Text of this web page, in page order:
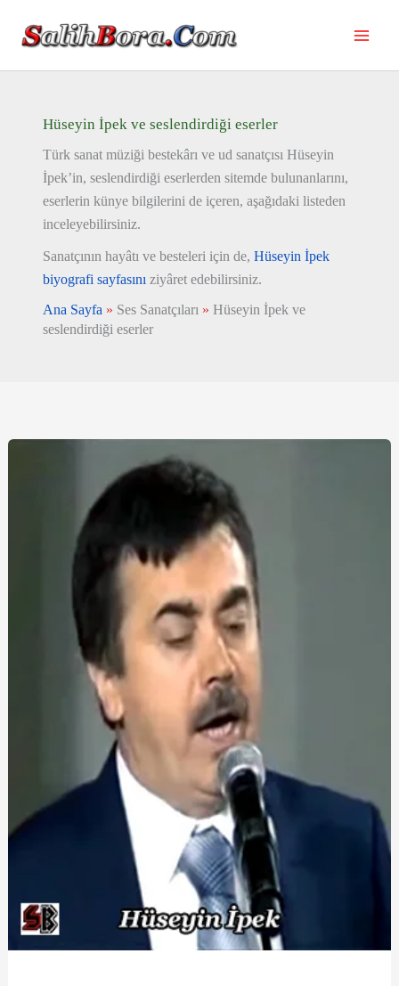
Hüseyin İpek ve seslendirdiği eserler
Türk sanat müziği bestekârı ve ud sanatçısı Hüseyin
İpek’in, seslendirdiği eserlerden sitemde bulunanlarını,
eserlerin künye bilgilerini de içeren, aşağıdaki listeden
inceleyebilirsiniz.
Sanatçının hayâtı ve besteleri için de, Hüseyin İpek
biyografi sayfasını ziyâret edebilirsiniz.
Ana Sayfa » Ses Sanatçıları » Hüseyin İpek ve
seslendirdiği eserler